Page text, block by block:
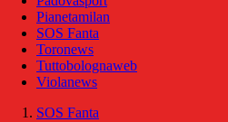
Pianetamilan
SOS Fanta
Toronews
Tuttobolognaweb
Violanews
SOS Fanta